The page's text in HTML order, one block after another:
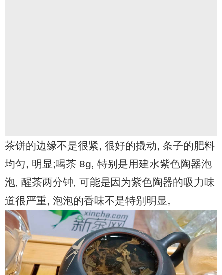
茶饼的边缘不是很紧, 很好的撬动, 条子的肥料
均匀, 明显;喝茶 8g, 特别是用建水紫色陶器泡
泡, 醒茶两分钟, 可能是因为紫色陶器的吸力味
道很严重, 泡泡的香味不是特别明显。